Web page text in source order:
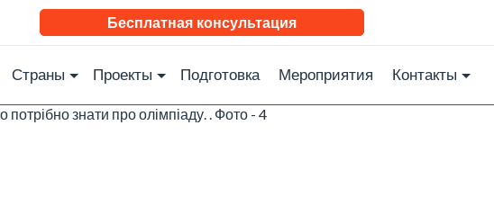
Бесплатная консультация
Страны Проекты Подготовка Мероприятия Контакты